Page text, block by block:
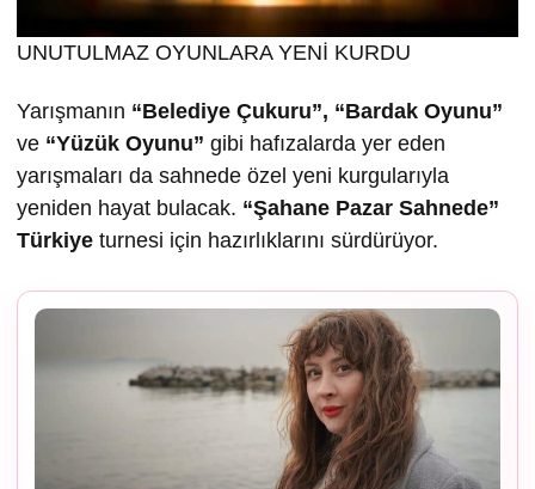
UNUTULMAZ OYUNLARA YENİ KURDU
Yarışmanın “Belediye Çukuru”, “Bardak Oyunu”
ve “Yüzük Oyunu” gibi hafızalarda yer eden
yarışmaları da sahnede özel yeni kurgularıyla
yeniden hayat bulacak. “Şahane Pazar Sahnede”
Türkiye turnesi için hazırlıklarını sürdürüyor.